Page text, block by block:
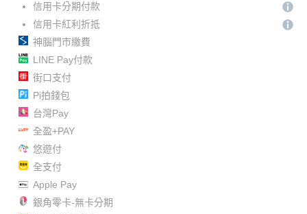
信用卡分期付款
信用卡紅利折抵
神腦門市繳費
LINE Pay付款
街口支付
Pi拍錢包
台灣Pay
全盈+PAY
悠遊付
全支付
Apple Pay
銀角零卡-無卡分期